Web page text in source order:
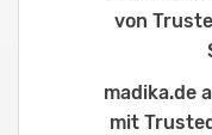
von
madika.de
mit